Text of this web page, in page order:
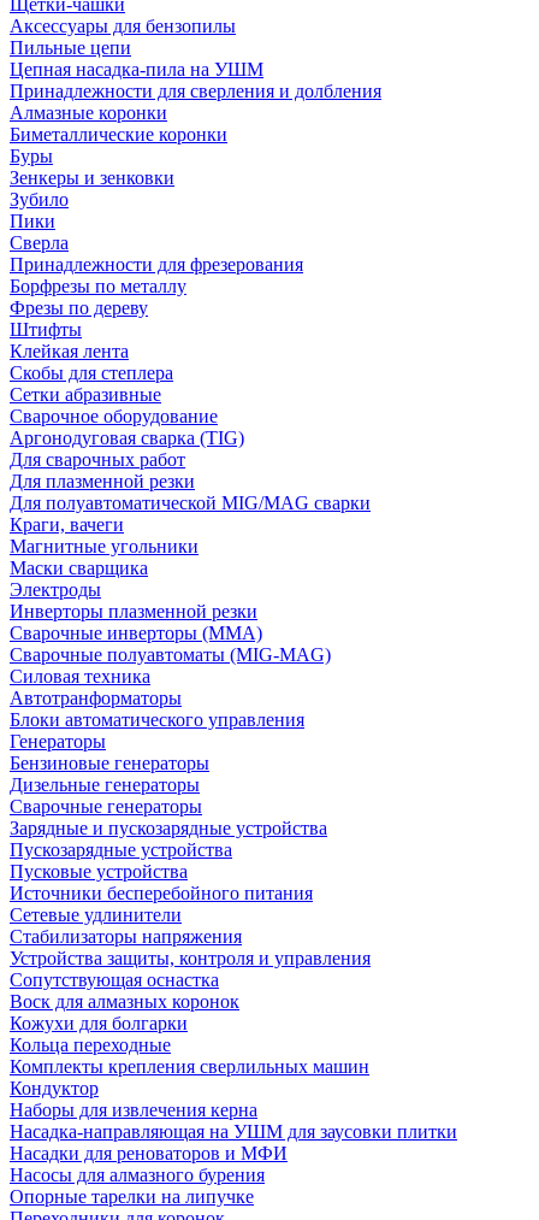
Щетки-чашки
Аксессуары для бензопилы
Пильные цепи
Цепная насадка-пила на УШМ
Принадлежности для сверления и долбления
Алмазные коронки
Биметаллические коронки
Буры
Зенкеры и зенковки
Зубило
Пики
Сверла
Принадлежности для фрезерования
Борфрезы по металлу
Фрезы по дереву
Штифты
Клейкая лента
Скобы для степлера
Сетки абразивные
Сварочное оборудование
Аргонодуговая сварка (TIG)
Для сварочных работ
Для плазменной резки
Для полуавтоматической MIG/MAG сварки
Краги, вачеги
Магнитные угольники
Маски сварщика
Электроды
Инверторы плазменной резки
Сварочные инверторы (MMA)
Сварочные полуавтоматы (MIG-MAG)
Силовая техника
Автотранформаторы
Блоки автоматического управления
Генераторы
Бензиновые генераторы
Дизельные генераторы
Сварочные генераторы
Зарядные и пускозарядные устройства
Пускозарядные устройства
Пусковые устройства
Источники бесперебойного питания
Сетевые удлинители
Стабилизаторы напряжения
Устройства защиты, контроля и управления
Сопутствующая оснастка
Воск для алмазных коронок
Кожухи для болгарки
Кольца переходные
Комплекты крепления сверлильных машин
Кондуктор
Наборы для извлечения керна
Насадка-направляющая на УШМ для заусовки плитки
Насадки для реноваторов и МФИ
Насосы для алмазного бурения
Опорные тарелки на липучке